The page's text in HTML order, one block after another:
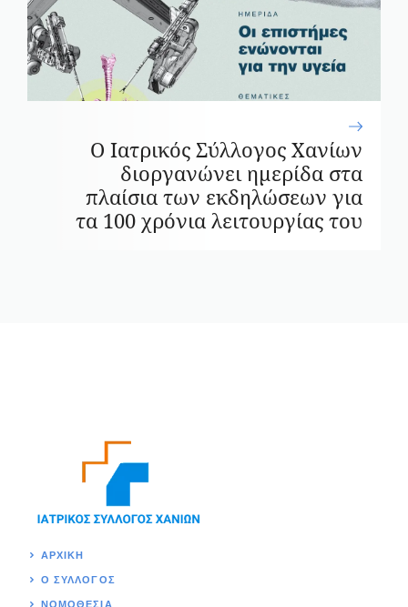
Ο Ιατρικός Σύλλογος Χανίων
διοργανώνει ημερίδα στα
πλαίσια των εκδηλώσεων για
τα 100 χρόνια λειτουργίας του
ΑΡΧΙΚΉ
Ο ΣΥΛΛΟΓΟΣ
ΝΟΜΟΘΕΣΊΑ